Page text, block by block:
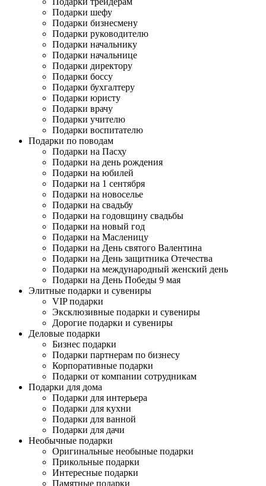
Подарки шефу
Подарки бизнесмену
Подарки руководителю
Подарки начальнику
Подарки начальнице
Подарки директору
Подарки боссу
Подарки бухгалтеру
Подарки юристу
Подарки врачу
Подарки учителю
Подарки воспитателю
Подарки по поводам
Подарки на Пасху
Подарки на день рождения
Подарки на юбилей
Подарки на 1 сентября
Подарки на новоселье
Подарки на свадьбу
Подарки на годовщину свадьбы
Подарки на новый год
Подарки на Масленицу
Подарки на День святого Валентина
Подарки на День защитника Отечества
Подарки на международный женский день
Подарки на День Победы 9 мая
Элитные подарки и сувениры
VIP подарки
Эксклюзивные подарки и сувениры
Дорогие подарки и сувениры
Деловые подарки
Бизнес подарки
Подарки партнерам по бизнесу
Корпоративные подарки
Подарки от компании сотрудникам
Подарки для дома
Подарки для интерьера
Подарки для кухни
Подарки для ванной
Подарки для дачи
Необычные подарки
Оригинальные необыные подарки
Прикольные подарки
Интересные подарки
Памятные подарки